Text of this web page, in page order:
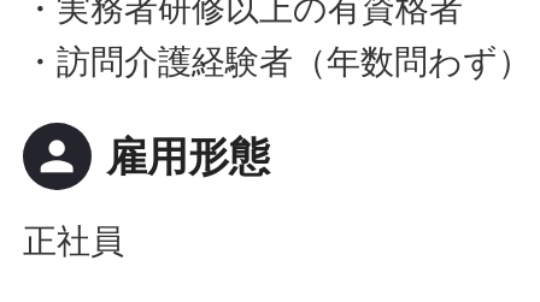
・実務者研修以上の有資格者
・訪問介護経験者（年数問わず）
person 雇用形態
正社員